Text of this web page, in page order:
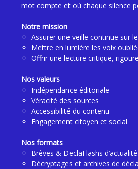
mot compte et où chaque silence
Notre mission
Assurer une veille continue sur
Mettre en lumière les voix
Offrir une lecture critique,
Nos valeurs
Indépendance éditoriale
Véracité des sources
Accessibilité du contenu
Engagement citoyen et social
Nos formats
Brèves & DeclaFlashs d’actualité
Décryptages et archives de